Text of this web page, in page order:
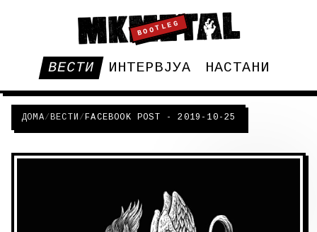
BOOTLEG
ВЕСТИ ИНТЕРВЈУА НАСТАНИ
ДОМА/ВЕСТИ /FACEBOOK POST - 2019-10-25